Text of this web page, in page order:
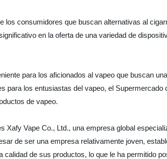
consumidores que buscan alternativas al
en la oferta de una variedad de
para los aficionados al vapeo que buscan
los entusiastas del vapeo, el
de vapeo.
Vape Co., Ltd., una empresa global
de ser una empresa relativamente joven,
de sus productos, lo que le ha permitido